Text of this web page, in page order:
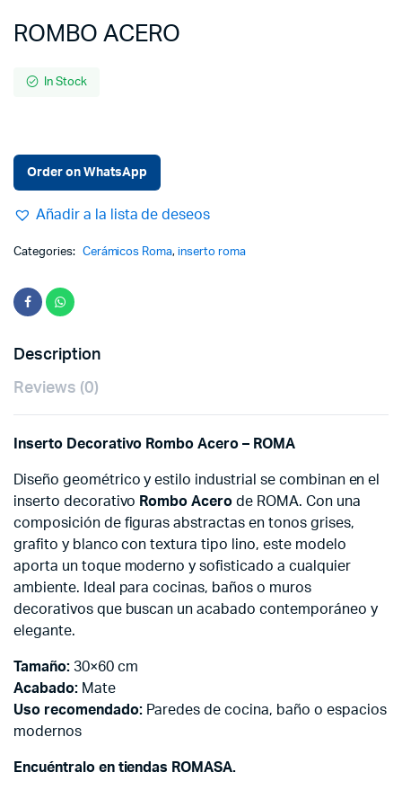
ROMBO ACERO
In Stock
Order on WhatsApp
Añadir a la lista de deseos
Categories: Cerámicos Roma,inserto roma
Description
Reviews (0)
Inserto Decorativo Rombo Acero – ROMA
Diseño geométrico y estilo industrial se combinan en el
inserto decorativo Rombo Acero de ROMA. Con una
composición de figuras abstractas en tonos grises,
grafito y blanco con textura tipo lino, este modelo
aporta un toque moderno y sofisticado a cualquier
ambiente. Ideal para cocinas, baños o muros
decorativos que buscan un acabado contemporáneo y
elegante.
Tamaño:30×60 cm
Acabado:Mate
Uso recomendado:Paredes de cocina, baño o espacios
modernos
Encuéntralo en tiendas ROMASA.